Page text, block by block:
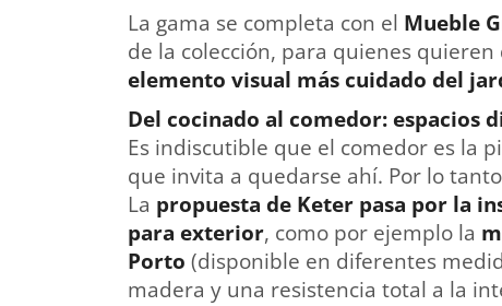
La gama se completa con el Mueble
de la colección, para quienes quieren
elemento visual más cuidado del
Del cocinado al comedor: espacios
Es indiscutible que el comedor es la
que invita a quedarse ahí. Por lo
La propuesta de Keter pasa por la
para exterior, como por ejemplo la
Porto (disponible en diferentes
madera y una resistencia total a la